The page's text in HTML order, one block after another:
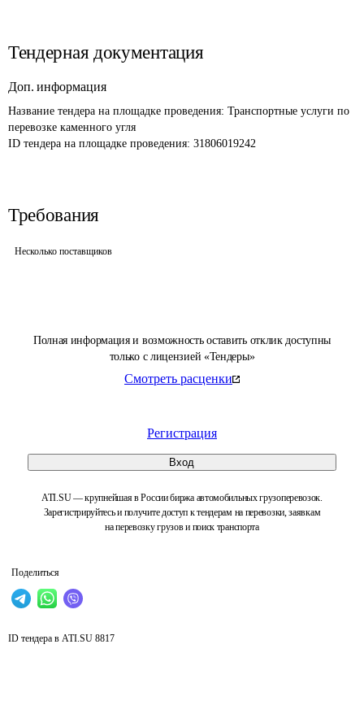
Полная информация и возможность оставить отклик доступны
только с лицензией «Тендеры»
Смотреть расценки
Регистрация
Вход
ATI.SU — крупнейшая в России биржа автомобильных грузоперевозок.
Зарегистрируйтесь и получите доступ к тендерам на перевозки, заявкам
на перевозку грузов и поиск транспорта
Поделиться
Тендерная документация
Доп. информация
Название тендера на площадке проведения: Транспортные услуги по
перевозке каменного угля
ID тендера на площадке проведения: 31806019242
Требования
Несколько поставщиков
ID тендера в ATI.SU 8817